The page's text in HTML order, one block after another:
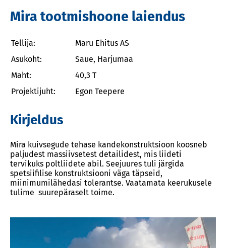
Mira tootmishoone laiendus
Tellija:
Maru Ehitus AS
Asukoht:
Saue, Harjumaa
Maht:
40,3 T
Projektijuht:
Egon Teepere
Kirjeldus
Mira kuivsegude tehase kandekonstruktsioon koosneb
paljudest massiivsetest detailidest, mis liideti
tervikuks poltliidete abil. Seejuures tuli järgida
spetsiifilise konstruktsiooni väga täpseid,
miinimumilähedasi tolerantse. Vaatamata keerukusele
tulime suurepäraselt toime.